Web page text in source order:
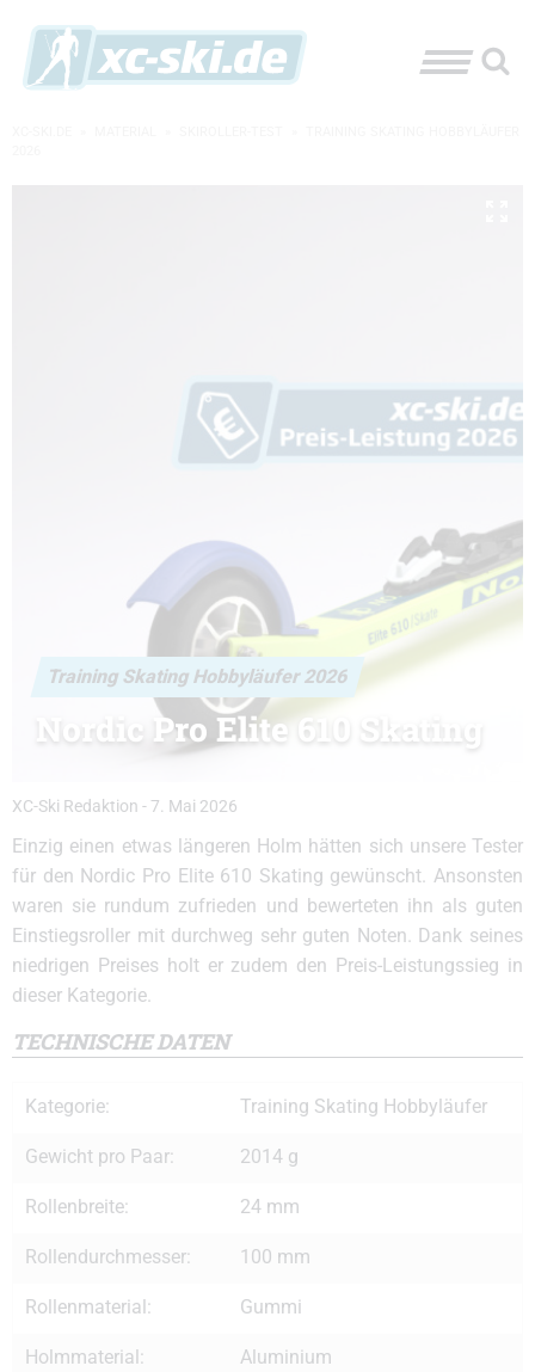
Training Skating Hobbyläufer 2026
Nordic Pro Elite 610 Skating
XC-Ski Redaktion - 7. Mai 2026
Einzig einen etwas längeren Holm hätten sich unsere Tester
für den Nordic Pro Elite 610 Skating gewünscht. Ansonsten
waren sie rundum zufrieden und bewerteten ihn als guten
Einstiegsroller mit durchweg sehr guten Noten. Dank seines
niedrigen Preises holt er zudem den Preis-Leistungssieg in
dieser Kategorie.
TECHNISCHE DATEN
Kategorie: Training Skating Hobbyläufer
Gewicht pro Paar: 2014 g
Rollenbreite: 24 mm
Rollendurchmesser: 100 mm
Rollenmaterial: Gummi
Holmmaterial: Aluminium